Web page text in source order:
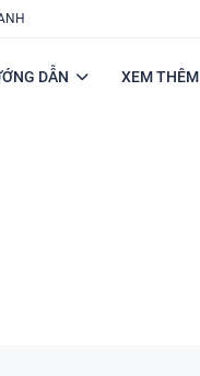
DẪN XEM THÊM